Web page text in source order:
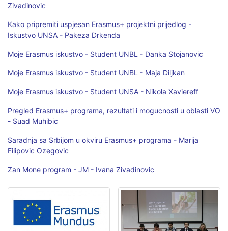
Zivadinovic
Kako pripremiti uspjesan Erasmus+ projektni prijedlog -
Iskustvo UNSA - Pakeza Drkenda
Moje Erasmus iskustvo - Student UNBL - Danka Stojanovic
Moje Erasmus iskustvo - Student UNBL - Maja Diljkan
Moje Erasmus iskustvo - Student UNSA - Nikola Xaviereff
Pregled Erasmus+ programa, rezultati i mogucnosti u oblasti VO
- Suad Muhibic
Saradnja sa Srbijom u okviru Erasmus+ programa - Marija
Filipovic Ozegovic
Zan Mone program - JM - Ivana Zivadinovic